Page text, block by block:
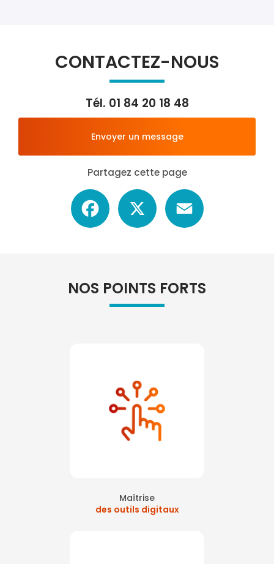
CONTACTEZ-NOUS
Tél. 01 84 20 18 48
Envoyer un message
Partagez cette page
Facebook
NOS POINTS FORTS
Maîtrise
des outils digitaux